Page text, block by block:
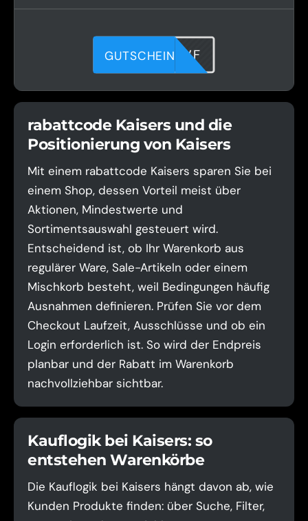
ADTX4B2VF
GUTSCHEIN
rabattcode Kaisers und die
Positionierung von Kaisers
Mit einem rabattcode Kaisers sparen Sie bei
einem Shop, dessen Vorteil meist über
Aktionen, Mindestwerte und
Sortimentsauswahl gesteuert wird.
Entscheidend ist, ob Ihr Warenkorb aus
regulärer Ware, Sale-Artikeln oder einem
Mischkorb besteht, weil Bedingungen häufig
Ausnahmen definieren. Prüfen Sie vor dem
Checkout Laufzeit, Ausschlüsse und ob ein
Login erforderlich ist. So wird der Endpreis
planbar und der Rabatt im Warenkorb
nachvollziehbar sichtbar.
Kauflogik bei Kaisers: so
entstehen Warenkörbe
Die Kauflogik bei Kaisers hängt davon ab, wie
Kunden Produkte finden: über Suche, Filter,